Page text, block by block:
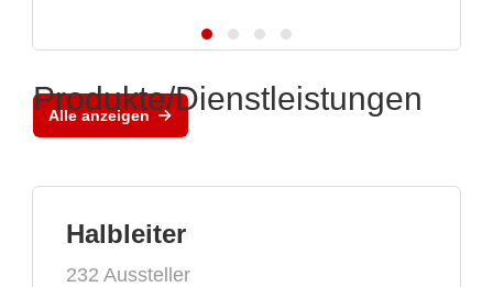
Alle anzeigen
Produkte/Dienstleistungen
Halbleiter
232 Aussteller